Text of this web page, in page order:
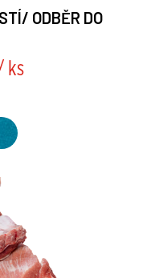
ODBĚR DO
ks